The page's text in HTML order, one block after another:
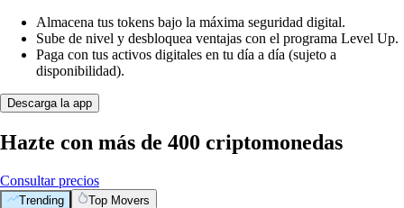
Almacena tus tokens bajo la máxima seguridad digital.
Sube de nivel y desbloquea ventajas con el programa Level Up.
Paga con tus activos digitales en tu día a día (sujeto a
disponibilidad).
Descarga la app
Hazte con más de 400 criptomonedas
Consultar precios
Trending Top Movers